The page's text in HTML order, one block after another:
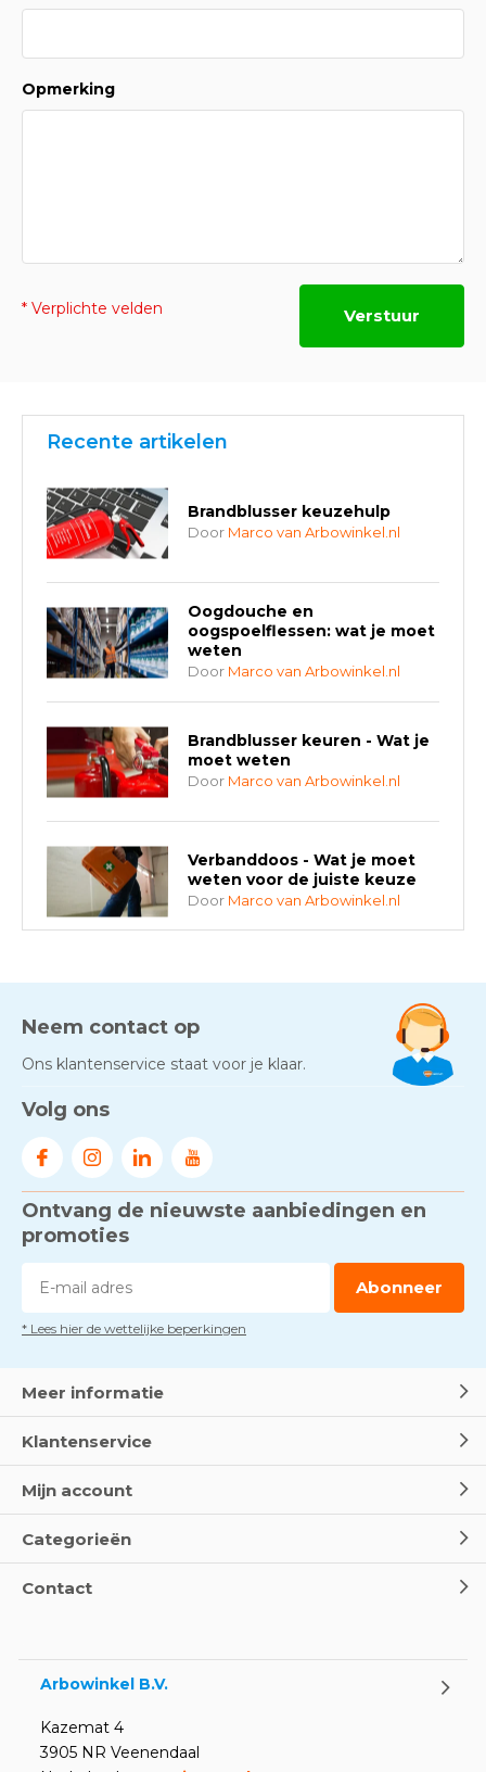
Opmerking
* Verplichte velden Verstuur
Recente artikelen
Brandblusser keuzehulp
Door Marco van Arbowinkel.nl
Oogdouche en
oogspoelflessen: wat je moet
weten
Door Marco van Arbowinkel.nl
Brandblusser keuren - Wat je
moet weten
Door Marco van Arbowinkel.nl
Verbanddoos - Wat je moet
weten voor de juiste keuze
Door Marco van Arbowinkel.nl
AED-apparaten - Welke past
Door Marco van Arbowinkel.nl
Door
Voorkom brand met
rookmelders, hittemelders en
DoorMarco van Arbowinkel.nl
Dag van de BHV - Als elke
Oogspoel flessen en
Neem contact op
Ons klantenservice staat voor je klaar.
Volg ons
Ontvang de nieuwste aanbiedingen en
promoties
Abonneer
* Lees hier de wettelijke beperkingen
Meer informatie
Klantenservice
Mijn account
Categorieën
Contact
Arbowinkel B.V.
Kazemat 4
3905 NR Veenendaal